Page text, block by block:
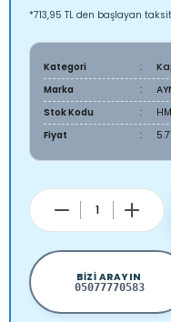
*713,95 TL den başlayan
Kategori
Marka
Stok Kodu
Fiyat
BIZI ARAYIN
05077770583